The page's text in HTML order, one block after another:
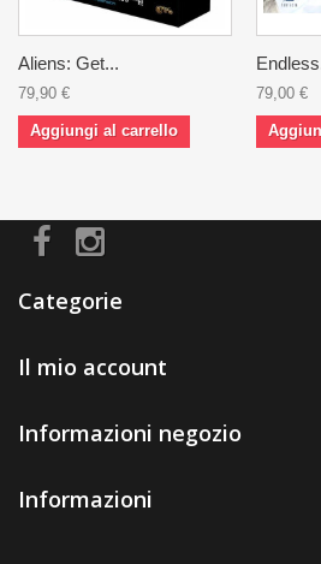
Aliens: Get...
79,90 €
Aggiungi al carrello
79,00 €
Categorie
Il mio account
Informazioni negozio
Informazioni